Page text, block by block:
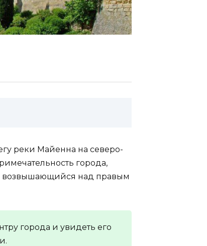
реки Майенна на северо-
города,
возвышающийся над правым
города и увидеть его